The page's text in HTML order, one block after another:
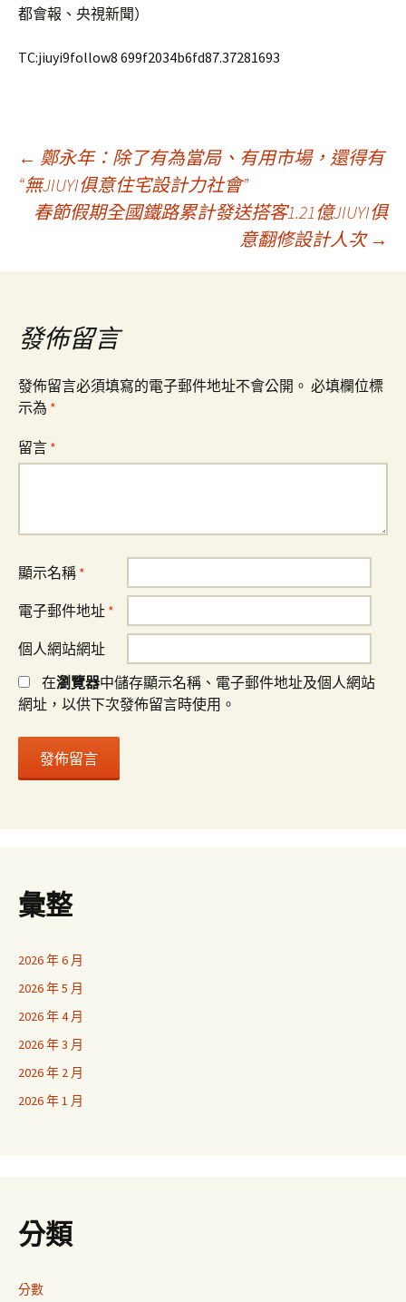
都會報、央視新聞）
TC:jiuyi9follow8 699f2034b6fd87.37281693
文
章
導
覽
← 鄭永年：除了有為當局、有用市場，還得有
“無JIUYI俱意住宅設計力社會”
春節假期全國鐵路累計發送搭客1.21億JIUYI俱
意翻修設計人次 →
發佈留言
發佈留言必須填寫的電子郵件地址不會公開。 必填欄位標
示為 *
留言 *
顯示名稱 *
電子郵件地址 *
個人網站網址
在瀏覽器中儲存顯示名稱、電子郵件地址及個人網站
網址，以供下次發佈留言時使用。
彙整
2026 年 6 月
2026 年 5 月
2026 年 4 月
2026 年 3 月
2026 年 2 月
2026 年 1 月
分類
分數